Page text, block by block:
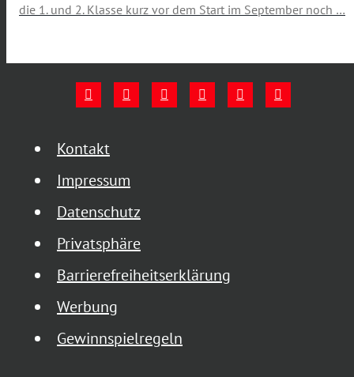
die 1. und 2. Klasse kurz vor dem Start im September noch …
Kontakt
Impressum
Datenschutz
Privatsphäre
Barrierefreiheitserklärung
Werbung
Gewinnspielregeln